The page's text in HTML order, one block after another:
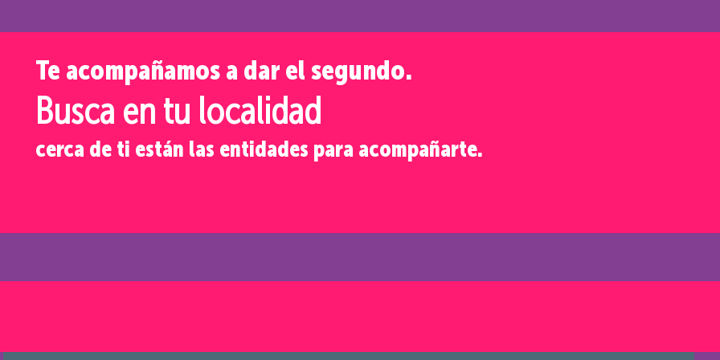
Te acompañamos a dar el segundo.
Busca en tu localidad
cerca de ti están las entidades para acompañarte.